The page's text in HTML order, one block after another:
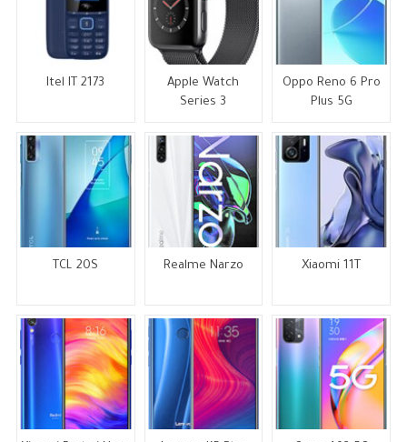
Itel IT 2173
Apple Watch
Series 3
Oppo Reno 6 Pro
Plus 5G
TCL 20S Realme Narzo Xiaomi 11T